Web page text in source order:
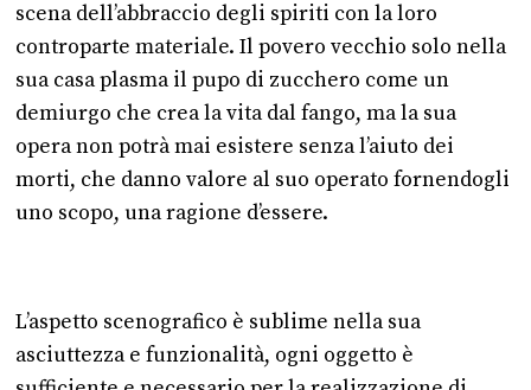
scena dell’abbraccio degli spiriti con la loro
controparte materiale. Il povero vecchio solo nella
sua casa plasma il pupo di zucchero come un
demiurgo che crea la vita dal fango, ma la sua
opera non potrà mai esistere senza l’aiuto dei
morti, che danno valore al suo operato fornendogli
uno scopo, una ragione d’essere.
L’aspetto scenografico è sublime nella sua
asciuttezza e funzionalità, ogni oggetto è